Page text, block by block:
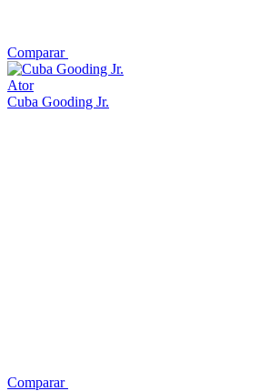
Comparar
Ator
Cuba Gooding Jr.
Comparar